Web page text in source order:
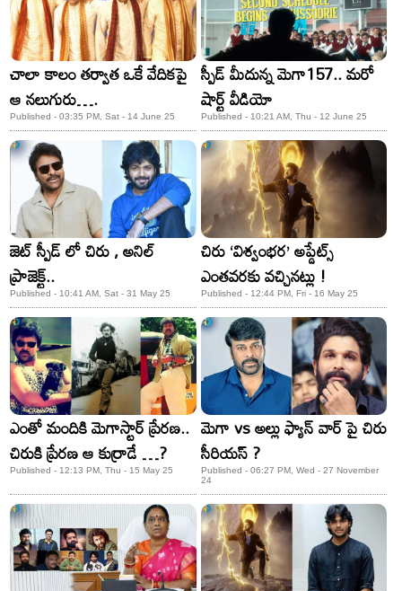
చాలా కాలం తర్వాత ఒకే వేదికపై
ఆ నలుగురు….
Published - 03:35 PM, Sat - 14 June 25
స్పీడ్ మీదున్న మెగా157.. మరో
షార్ట్ వీడియో
Published - 10:21 AM, Thu - 12 June 25
జెట్ స్పీడ్ లో చిరు , అనిల్
ప్రాజెక్ట్..
Published - 10:41 AM, Sat - 31 May 25
చిరు ‘విశ్వంభర’ అప్డేట్స్
ఎంతవరకు వచ్చినట్లు !
Published - 12:44 PM, Fri - 16 May 25
ఎంతో మందికి మెగాస్టార్ ప్రేరణ..
చిరుకి ప్రేర‌ణ ఆ కుర్రాడే …?
Published - 12:13 PM, Thu - 15 May 25
మెగా vs అల్లు ఫ్యాన్ వార్ పై చిరు
సీరియస్ ?
Published - 06:27 PM, Wed - 27 November
24